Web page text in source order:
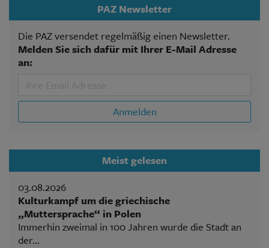
PAZ Newsletter
Die PAZ versendet regelmäßig einen Newsletter.
Melden Sie sich dafür mit Ihrer E-Mail Adresse
an:
Anmelden
Meist gelesen
03.08.2026
Kulturkampf um die griechische
„Muttersprache“ in Polen
Immerhin zweimal in 100 Jahren wurde die Stadt an
der...